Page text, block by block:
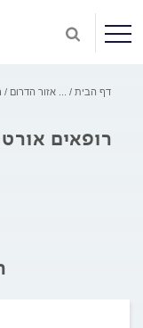
דף הבית אזור הדרום
רופאים